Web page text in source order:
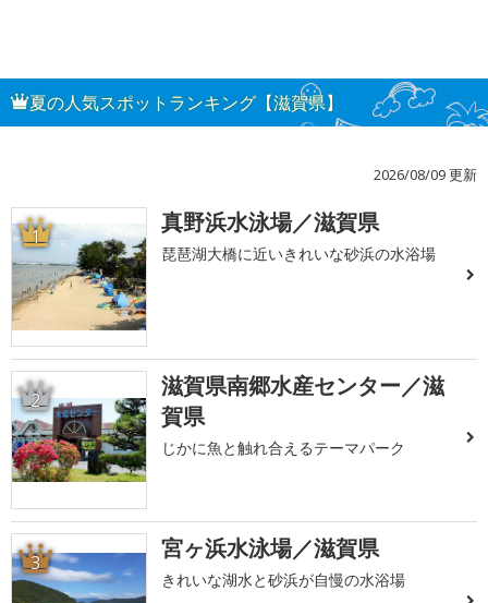
夏の人気スポットランキング【滋賀県】
2026/08/09 更新
1 真野浜水泳場／滋賀県
琵琶湖大橋に近いきれいな砂浜の水浴場
2
滋賀県南郷水産センター／滋
賀県
じかに魚と触れ合えるテーマパーク
3 宮ヶ浜水泳場／滋賀県
きれいな湖水と砂浜が自慢の水浴場